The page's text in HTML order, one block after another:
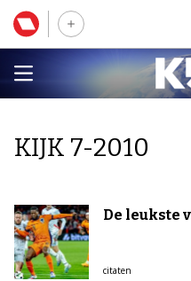
KIJK 7-2010
De leukste
citaten